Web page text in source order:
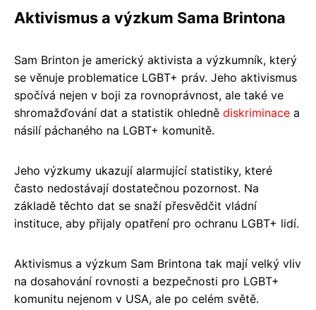
Aktivismus a výzkum Sama Brintona
Sam Brinton je americký aktivista a výzkumník, který
se věnuje problematice LGBT+ práv. Jeho aktivismus
spočívá nejen v boji za rovnoprávnost, ale také ve
shromažďování dat a statistik ohledně diskriminace a
násilí páchaného na LGBT+ komunitě.
Jeho výzkumy ukazují alarmující statistiky, které
často nedostávají dostatečnou pozornost. Na
základě těchto dat se snaží přesvědčit vládní
instituce, aby přijaly opatření pro ochranu LGBT+ lidí.
Aktivismus a výzkum Sam Brintona tak mají velký vliv
na dosahování rovnosti a bezpečnosti pro LGBT+
komunitu nejenom v USA, ale po celém světě.